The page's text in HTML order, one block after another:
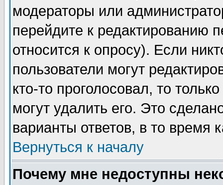
модераторы или
перейдите к редактированию
относится к опросу). Если
пользователи могут
кто-то проголосовал, то
могут удалить его. Это
варианты ответов, в то время
Вернуться к началу
Почему мне недоступны